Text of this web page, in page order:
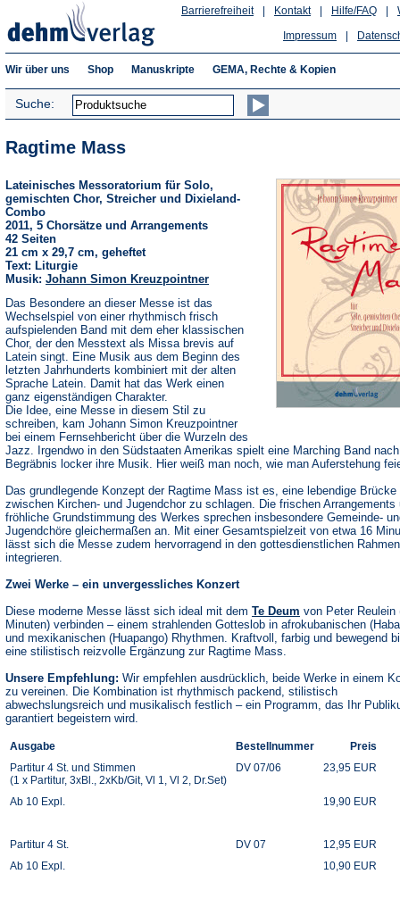
Hilfe/FAQ
Kontakt
Barrierefreiheit
Impressum
Wir über uns Shop Manuskripte GEMA, Rechte & Kopien
Suche:
Ragtime Mass
Lateinisches Messoratorium für Solo,
gemischten Chor, Streicher und Dixieland-
Combo
2011, 5 Chorsätze und Arrangements
42 Seiten
21 cm x 29,7 cm, geheftet
Text: Liturgie
Musik: Johann Simon Kreuzpointner
Das Besondere an dieser Messe ist das
Wechselspiel von einer rhythmisch frisch
aufspielenden Band mit dem eher klassischen
Chor, der den Messtext als Missa brevis auf
Latein singt. Eine Musik aus dem Beginn des
letzten Jahrhunderts kombiniert mit der alten
Sprache Latein. Damit hat das Werk einen
ganz eigenständigen Charakter.
Die Idee, eine Messe in diesem Stil zu
schreiben, kam Johann Simon Kreuzpointner
bei einem Fernsehbericht über die Wurzeln des
Jazz. Irgendwo in den Südstaaten Amerikas spielt eine Marching Band
Begräbnis locker ihre Musik. Hier weiß man noch, wie man Auferstehung
Das grundlegende Konzept der Ragtime Mass ist es, eine lebendige Brücke
zwischen Kirchen- und Jugendchor zu schlagen. Die frischen Arrangements
fröhliche Grundstimmung des Werkes sprechen insbesondere Gemeinde-
Jugendchöre gleichermaßen an. Mit einer Gesamtspielzeit von etwa 16
lässt sich die Messe zudem hervorragend in den gottesdienstlichen Rahmen
integrieren.
Zwei Werke – ein unvergessliches Konzert
Diese moderne Messe lässt sich ideal mit dem Te Deum von Peter Reulein
Minuten) verbinden – einem strahlenden Gotteslob in afrokubanischen
und mexikanischen (Huapango) Rhythmen. Kraftvoll, farbig und bewegend
eine stilistisch reizvolle Ergänzung zur Ragtime Mass.
Unsere Empfehlung: Wir empfehlen ausdrücklich, beide Werke in einem
zu vereinen. Die Kombination ist rhythmisch packend, stilistisch
abwechslungsreich und musikalisch festlich – ein Programm, das Ihr
garantiert begeistern wird.
Ausgabe Bestellnummer
Preis
Partitur 4 St. und Stimmen
(1 x Partitur, 3xBl., 2xKb/Git, Vl 1, Vl 2, Dr.Set)
DV 07/06 23,95 EUR
Ab 10 Expl. 19,90 EUR
Partitur 4 St. DV 07
12,95 EUR
Ab 10 Expl.
10,90 EUR